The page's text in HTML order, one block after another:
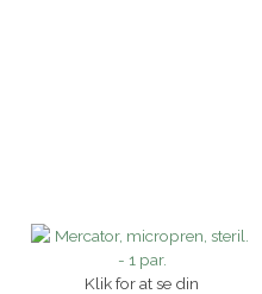
Klik for at se din